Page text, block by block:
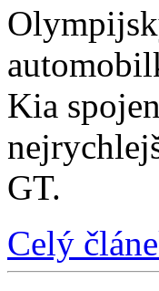
Kia
GT.
Celý